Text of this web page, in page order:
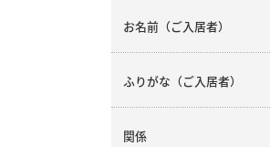
お名前（ご入居者）
ふりがな（ご入居者）
関係